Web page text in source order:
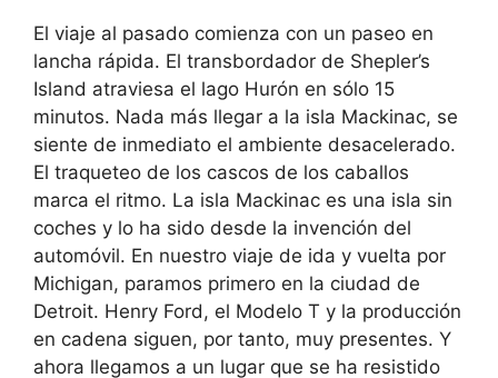
El viaje al pasado comienza con un paseo en
lancha rápida. El transbordador de Shepler’s
Island atraviesa el lago Hurón en sólo 15
minutos. Nada más llegar a la isla Mackinac, se
siente de inmediato el ambiente desacelerado.
El traqueteo de los cascos de los caballos
marca el ritmo. La isla Mackinac es una isla sin
coches y lo ha sido desde la invención del
automóvil. En nuestro viaje de ida y vuelta por
Michigan, paramos primero en la ciudad de
Detroit. Henry Ford, el Modelo T y la producción
en cadena siguen, por tanto, muy presentes. Y
ahora llegamos a un lugar que se ha resistido